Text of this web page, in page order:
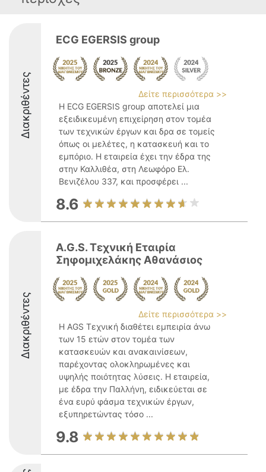
Διακριθέντες
ECG EGERSIS group
Δείτε περισσότερα >>
Η ECG EGERSIS group αποτελεί μια
εξειδικευμένη επιχείρηση στον τομέα
των τεχνικών έργων και δρα σε τομείς
όπως οι μελέτες, η κατασκευή και το
εμπόριο. Η εταιρεία έχει την έδρα της
στην Καλλιθέα, στη Λεωφόρο Ελ.
Βενιζέλου 337, και προσφέρει ...
8.6
Διακριθέντες
A.G.S. Τεχνική Εταιρία
Σηφομιχελάκης Αθανάσιος
Δείτε περισσότερα >>
Η AGS Τεχνική διαθέτει εμπειρία άνω
των 15 ετών στον τομέα των
κατασκευών και ανακαινίσεων,
παρέχοντας ολοκληρωμένες και
υψηλής ποιότητας λύσεις. Η εταιρεία,
με έδρα την Παλλήνη, ειδικεύεται σε
ένα ευρύ φάσμα τεχνικών έργων,
εξυπηρετώντας τόσο ...
9.8